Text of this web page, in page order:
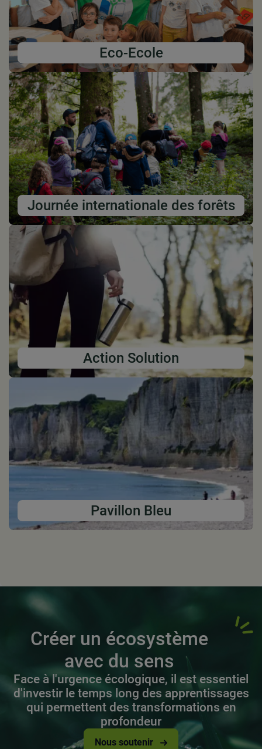
Eco-Ecole
Journée internationale des forêts
Action Solution
Pavillon Bleu
Créer un écosystème
avec du sens
Face à l'urgence écologique, il est essentiel
d'investir le temps long des apprentissages
qui permettent des transformations en
profondeur
Nous soutenir